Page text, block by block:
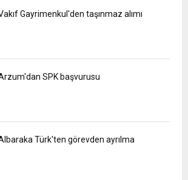
Gayrimenkul'den taşınmaz alımı
SPK başvurusu
Türk'ten görevden ayrılma